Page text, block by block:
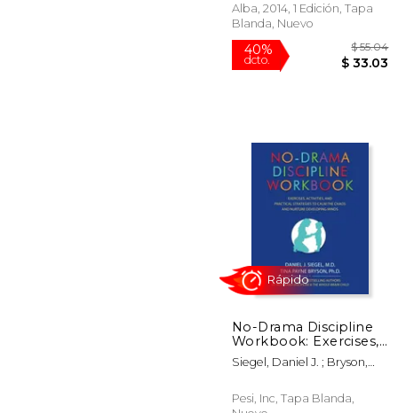
Alba, 2014, 1 Edición, Tapa
Blanda, Nuevo
40%
No-Drama Discipline
Workbook: Exercises,
Activities, and Practical
Strategies to Calm the
Developing Minds (en
Siegel, Daniel J. ; Bryson,
Pesi, Inc, Tapa Blanda,